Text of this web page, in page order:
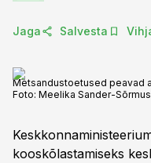
Jaga Salvesta
Metsandustoetused peavad
Foto: Meelika Sander-Sõrmus
kooskõlastamiseks